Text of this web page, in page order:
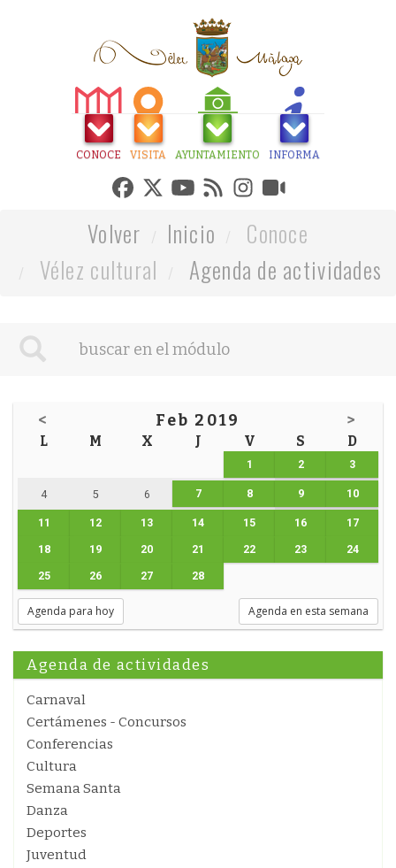
CONOCE VISITA AYUNTAMIENTO INFORMA
Volver Inicio
Conoce
Vélez cultural
Agenda de actividades
< Feb 2019 >
L M X J V S D
1 2 3
4 5 6 7 8 9 10
11 12 13 14 15 16 17
18 19 20 21 22 23 24
25 26 27 28
Agenda para hoy Agenda en esta semana
Agenda de actividades
Carnaval
Certámenes - Concursos
Conferencias
Cultura
Semana Santa
Danza
Deportes
Juventud